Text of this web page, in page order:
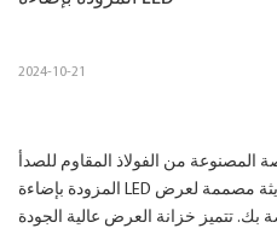
2024-10-21
من الفولاذ المقاوم للصدأ
المزودة بإضاءة LED عبارة عن علبة عرض أنيقة وحديثة مصممة لعرض
بك. تتميز خزانة العرض عالية الجودة